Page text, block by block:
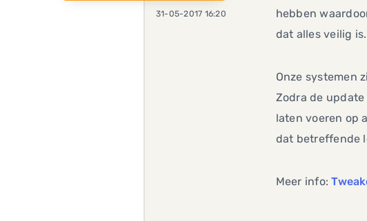
31-05-2017 16:20
hebben
dat alles veilig is.
Onze systemen
Zodra de
laten voeren op
dat betreffende
Meer info: